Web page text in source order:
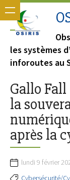
les systèmes
inforoutes au
Gallo
la
après la
lundi 9 février
Cybersécurité/